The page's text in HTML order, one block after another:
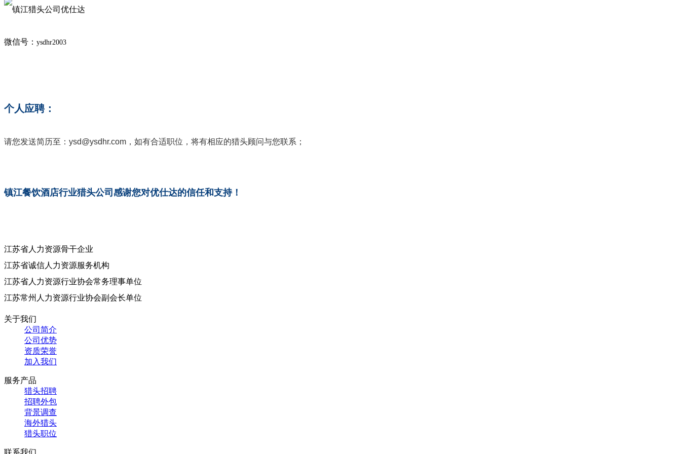
微信号： ysdhr2003
个人应聘：
请您发送简历至：ysd@ysdhr.com，如有合适职位，将有相应的猎头顾问与您联系；
镇江餐饮酒店行业猎头公司感谢您对优仕达的信任和支持！
江苏省人力资源骨干企业
江苏省诚信人力资源服务机构
江苏省人力资源行业协会常务理事单位
江苏常州人力资源行业协会副会长单位
关于我们
公司简介
公司优势
资质荣誉
加入我们
服务产品
猎头招聘
招聘外包
背景调查
海外猎头
猎头职位